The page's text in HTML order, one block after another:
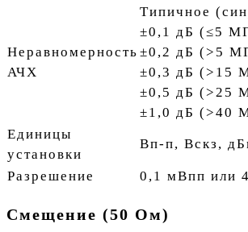
Неравномерность
АЧХ
Типичное
±0,1 дБ (≤5
±0,2 дБ (>5
±0,3 дБ (>15
±0,5 дБ (>25
±1,0 дБ (>40
Единицы
установки
Вп-п, Вскз,
Разрешение 0,1 мВпп или
Смещение (50 Ом)